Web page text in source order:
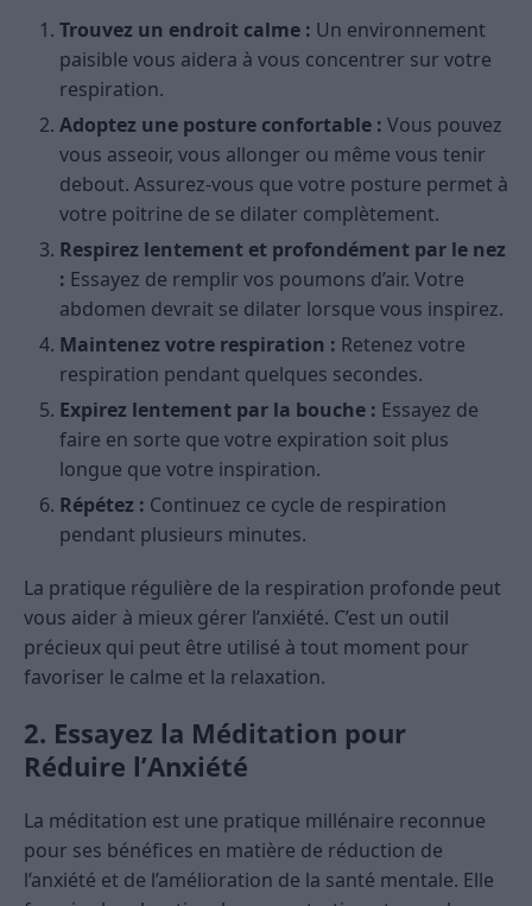
Trouvez un endroit calme : Un environnement
paisible vous aidera à vous concentrer sur votre
respiration.
Adoptez une posture confortable : Vous pouvez
vous asseoir, vous allonger ou même vous tenir
debout. Assurez-vous que votre posture permet à
votre poitrine de se dilater complètement.
Respirez lentement et profondément par le nez
: Essayez de remplir vos poumons d’air. Votre
abdomen devrait se dilater lorsque vous inspirez.
Maintenez votre respiration : Retenez votre
respiration pendant quelques secondes.
Expirez lentement par la bouche : Essayez de
faire en sorte que votre expiration soit plus
longue que votre inspiration.
Répétez : Continuez ce cycle de respiration
pendant plusieurs minutes.
La pratique régulière de la respiration profonde peut
vous aider à mieux gérer l’anxiété. C’est un outil
précieux qui peut être utilisé à tout moment pour
favoriser le calme et la relaxation.
2. Essayez la Méditation pour
Réduire l’Anxiété
La méditation est une pratique millénaire reconnue
pour ses bénéfices en matière de réduction de
l’anxiété et de l’amélioration de la santé mentale. Elle